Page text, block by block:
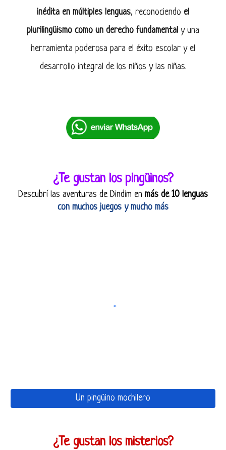
inédita en múltiples lenguas, reconociendo el
plurilingüismo como un derecho fundamental y una
herramienta poderosa para el éxito escolar y el
desarrollo integral de los niños y las niñas.
¿Te gustan los pingüinos?
Descubrí las aventuras de Dindim en más de 10 lenguas
con muchos juegos y mucho más
Un pingüino mochilero
¿Te gustan los misterios?